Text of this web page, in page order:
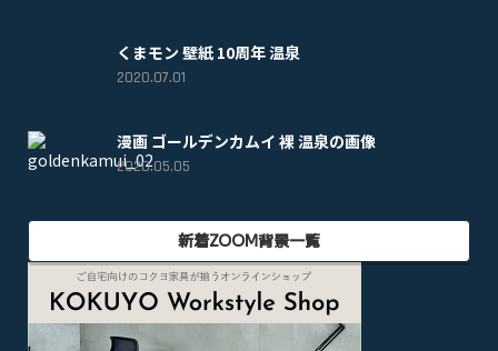
くまモン 壁紙 10周年 温泉
2020.07.01
漫画 ゴールデンカムイ 裸 温泉の画像
2020.05.05
新着ZOOM背景一覧